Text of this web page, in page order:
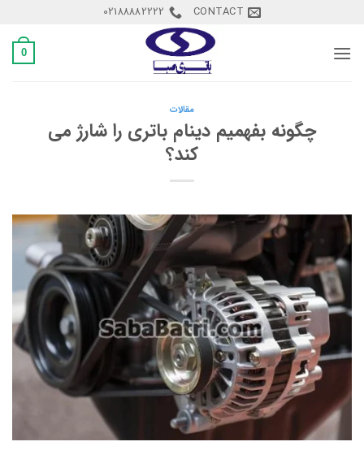
content
CONTACT
02188882222
0
مقالات
چگونه بفهمیم دینام باتری را شارژ می
کند؟